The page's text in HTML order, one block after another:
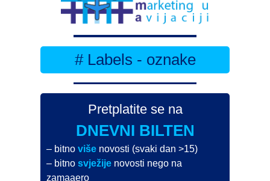
# Labels - oznake
Pretplatite se na
DNEVNI BILTEN
– bitnoviše novosti (svaki dan >15)
– bitnosvježije novosti nego na
zamaaero